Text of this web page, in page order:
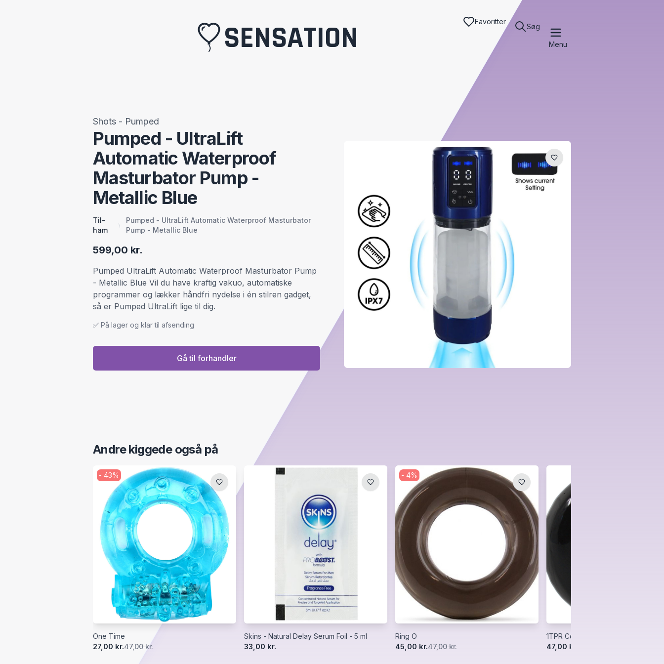
SENSATION Favoritter
Søg
Menu
Shots - Pumped
Pumped - UltraLift
Automatic Waterproof
Masturbator Pump -
Metallic Blue
Til-
ham
Pumped - UltraLift Automatic Waterproof Masturbator
Pump - Metallic Blue
599,00 kr.
Pumped UltraLift Automatic Waterproof Masturbator Pump
- Metallic Blue Vil du have kraftig vakuo, automatiske
programmer og lækker håndfri nydelse i én stilren gadget,
så er Pumped UltraLift lige til dig.
✅ På lager og klar til afsending
Gå til forhandler
Andre kiggede også på
- 43%
One Time
27,00 kr.47,00 kr.
Skins - Natural Delay Serum Foil - 5 ml
33,00 kr.
- 4%
Ring O
45,00 kr.47,00 kr.
1TPR Cock Ring
47,00 kr.